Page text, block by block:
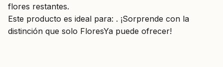
flores restantes.
Este producto es ideal para: . ¡Sorprende con la
distinción que solo FloresYa puede ofrecer!